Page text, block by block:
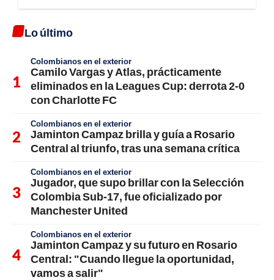
Lo último
Colombianos en el exterior
Camilo Vargas y Atlas, prácticamente
eliminados en la Leagues Cup: derrota 2-0
con Charlotte FC
Colombianos en el exterior
Jaminton Campaz brilla y guía a Rosario
Central al triunfo, tras una semana crítica
Colombianos en el exterior
Jugador, que supo brillar con la Selección
Colombia Sub-17, fue oficializado por
Manchester United
Colombianos en el exterior
Jaminton Campaz y su futuro en Rosario
Central: "Cuando llegue la oportunidad,
vamos a salir"